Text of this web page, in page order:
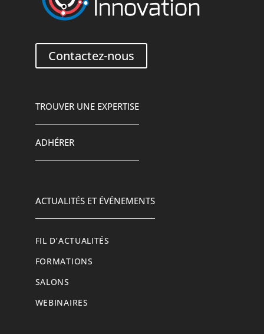
Contactez-nous
TROUVER UNE EXPERTISE
ADHÉRER
ACTUALITÉS ET ÉVÉNEMENTS
FIL D’ACTUALITÉS
FORMATIONS
SALONS
WEBINAIRES